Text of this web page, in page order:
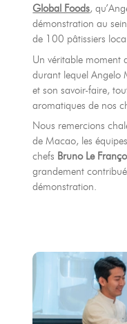
Global Foods,
démonstration au
de 100 pâtissiers
Un véritable moment
durant lequel Angelo
et son savoir-faire,
aromatiques de nos
Nous remercions
de Macao, les
chefs Bruno Le
grandement
démonstration.